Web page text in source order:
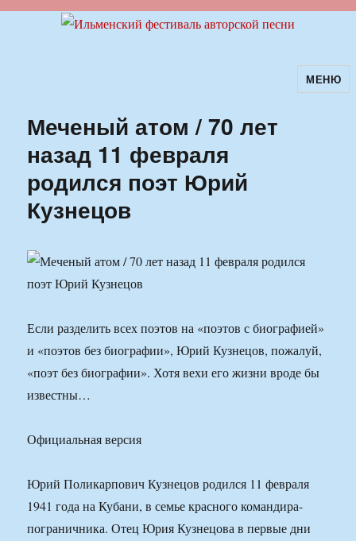
Ильменский фестиваль авторскойМЕНЮ
Меченый атом / 70 лет
назад 11 февраля
родился поэт Юрий
Кузнецов
Если разделить всех поэтов на «поэтов с биографией»
и «поэтов без биографии», Юрий Кузнецов, пожалуй,
«поэт без биографии». Хотя вехи его жизни вроде бы
известны…
Официальная версия
Юрий Поликарпович Кузнецов родился 11 февраля
1941 года на Кубани, в семье красного командира-
пограничника. Отец Юрия Кузнецова в первые дни